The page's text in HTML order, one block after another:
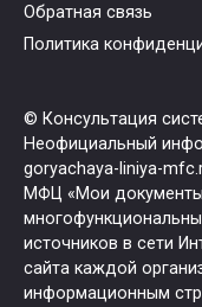
Обратная связь
Политика
© Консультация
Неофициальный
goryachaya-liniya-
МФЦ «Мои
источников в сети
сайта каждой
информационным